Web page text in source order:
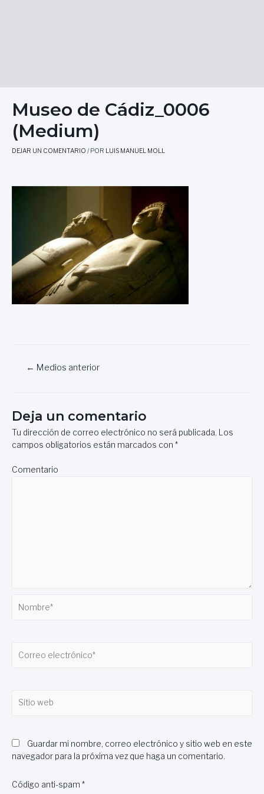
Museo de Cádiz_0006
(Medium)
DEJAR UN COMENTARIO / POR LUIS MANUEL MOLL
Navegación
← Medios anterior
Deja un comentario
Tu dirección de correo electrónico no será publicada. Los
campos obligatorios están marcados con *
Comentario
electrónico*
web
Guardar mi nombre, correo electrónico y sitio web en este
navegador para la próxima vez que haga un comentario.
Código anti-spam *